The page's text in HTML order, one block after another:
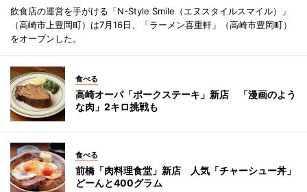
飲食店の運営を手がける「N-Style Smile（エヌスタイルスマイル）」
（高崎市上豊岡町）は7月16日、「ラーメン喜重軒」（高崎市豊岡町）
をオープンした。
食べる
高崎オーパ「ポークステーキ」新店 「漫画のよう
な肉」2キロ挑戦も
食べる
前橋「肉料理食堂」新店 人気「チャーシュー丼」
どーんと400グラム